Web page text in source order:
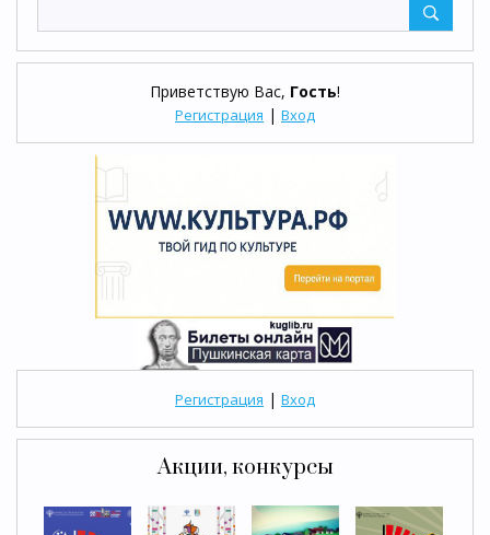
Приветствую Вас, Гость!
Регистрация | Вход
Регистрация | Вход
Акции, конкурсы